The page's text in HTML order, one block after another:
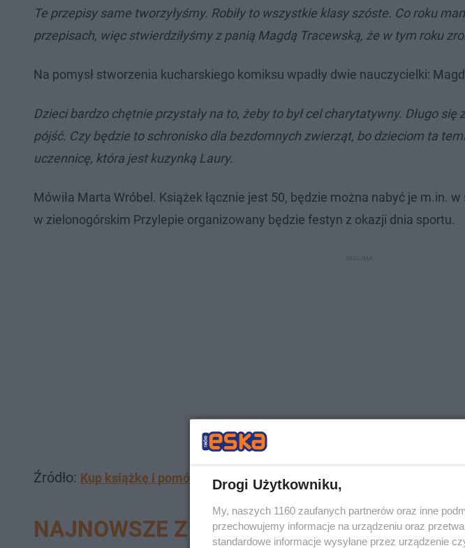
Te przepisy same tworzyłyśmy. Robiły to wszystkie klasy szóste. Co roku
przepisach, więc stwierdziłyśmy z panią Magdą Tracewską, że w tym roku
Na pomysł stworzenia kucharskiego komiksu wpadły dwie nauczycielki:
Dzieci bardzo chętnie przystały na to, żeby to był cel charytatywny. Długo
pójść. Czy będzie to schronisko dla bezdomnych zwierząt, bo dzieciom ta
uczennicę, która jest kuzynką Laury.
Mówiła Marta Wróbel. Książek łącznie jest 50, będzie można nabyć je m.in.
w zielonogórskim Przylepie organizowany będzie festyn z okazji dnia sportu.
Źródło: Kup książkę i pomóz Laurze!
NAJNOWSZE Z DZIAŁU ŻARY
Drogi Użytkowniku,
My, naszych 1160 zaufanych partnerów oraz inne
przechowujemy informacje na urządzeniu oraz
standardowe informacje wysyłane przez urządzenie